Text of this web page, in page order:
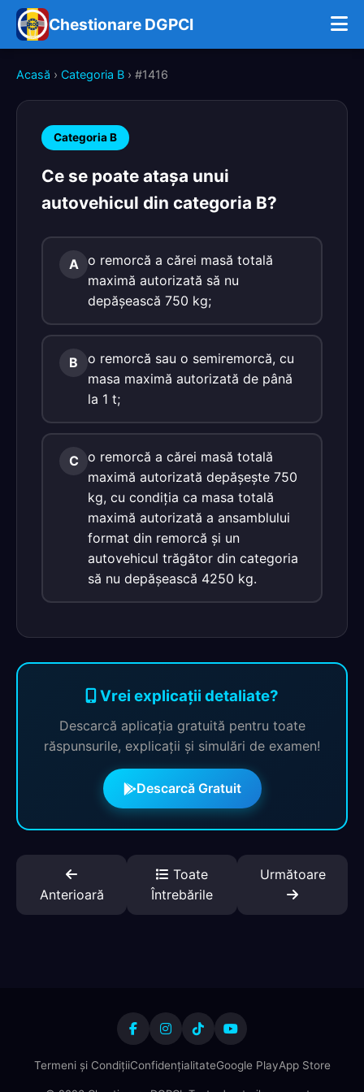
Chestionare DGPCI
Acasă › Categoria B › #1416
Categoria B
Ce se poate ataşa unui
autovehicul din categoria B?
A o remorcă a cărei masă totală
maximă autorizată să nu
depăşească 750 kg;
B
o remorcă sau o semiremorcă, cu
masa maximă autorizată de până
la 1 t;
C o remorcă a cărei masă totală
maximă autorizată depăşeşte 750
kg, cu condiţia ca masa totală
maximă autorizată a ansamblului
format din remorcă şi un
autovehicul trăgător din categoria
să nu depăşească 4250 kg.
Vrei explicații detaliate?
Descarcă aplicația gratuită pentru toate
răspunsurile, explicații și simulări de examen!
Descarcă Gratuit
Anterioară
Toate
Întrebările
Următoare
Termeni și CondițiiConfidențialitateGoogle PlayApp Store